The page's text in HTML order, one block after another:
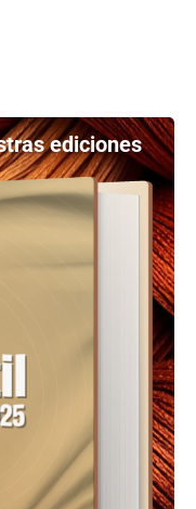
ediciones